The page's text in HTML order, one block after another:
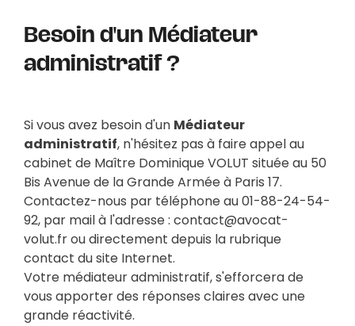
Besoin d'un Médiateur
administratif ?
Si vous avez besoin d'un Médiateur
administratif, n'hésitez pas à faire appel au
cabinet de Maître Dominique VOLUT située au 50
Bis Avenue de la Grande Armée à Paris 17.
Contactez-nous par téléphone au 01-88-24-54-
92, par mail à l'adresse : contact@avocat-
volut.fr ou directement depuis la rubrique
contact du site Internet.
Votre médiateur administratif, s'efforcera de
vous apporter des réponses claires avec une
grande réactivité.